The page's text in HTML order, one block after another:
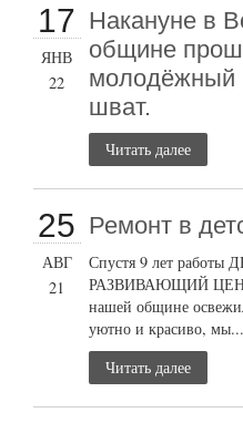
17
ЯНВ
22
Накануне в
общине
молодёжный
шват.
Читать далее
25
АВГ
21
Ремонт в
Спустя 9 лет
РАЗВИВАЮЩИЙ
нашей общине
уютно и красиво, мы...
Читать далее